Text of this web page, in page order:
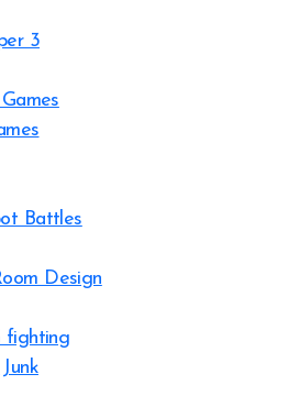
3
Battles
Design
fighting